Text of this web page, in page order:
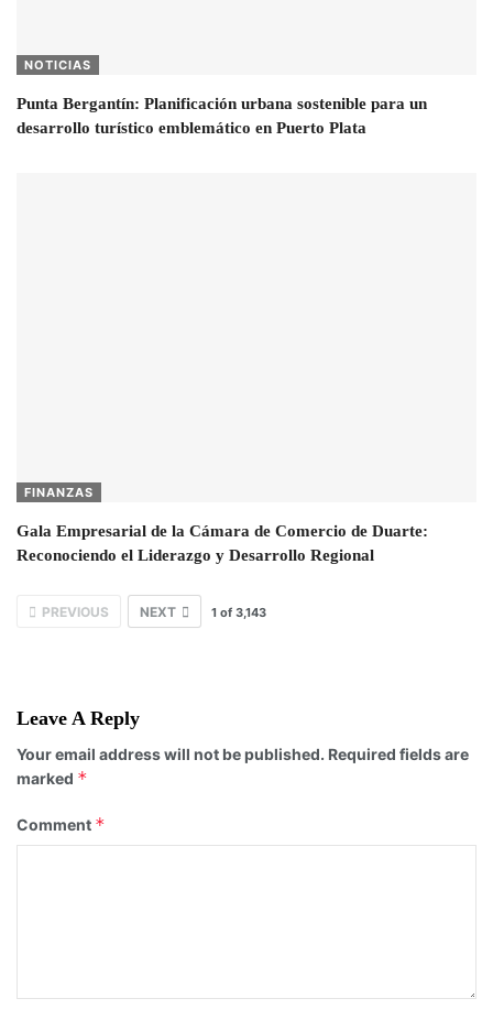
NOTICIAS
Punta Bergantín: Planificación urbana sostenible para un
desarrollo turístico emblemático en Puerto Plata
FINANZAS
Gala Empresarial de la Cámara de Comercio de Duarte:
Reconociendo el Liderazgo y Desarrollo Regional
PREVIOUS NEXT 1 of 3,143
Leave A Reply
Your email address will not be published. Required fields are
marked *
Comment *